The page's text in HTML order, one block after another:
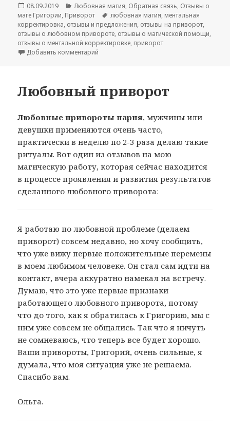
Опубликовано
08.09.2019 Рубрики
Любовная магия, Обратная связь, Отзывы о
маге Григории, Приворот Метки
любовная магия, ментальная
корректировка, отзывы и предложения, отзывы на приворот,
отзывы о любовном привороте, отзывы о магической помощи,
отзывы о ментальной корректировке, приворот
Добавить комментарий
Любовный приворот
Любовные привороты парня, мужчины или
девушки применяются очень часто,
практически в неделю по 2-3 раза делаю такие
ритуалы. Вот один из отзывов на мою
магическую работу, которая сейчас находится
в процессе проявления и развития результатов
сделанного любовного приворота:
Я работаю по любовной проблеме (делаем
приворот) совсем недавно, но хочу сообщить,
что уже вижу первые положительные перемены
в моем любимом человеке. Он стал сам идти на
контакт, вчера аккуратно намекал на встречу.
Думаю, что это уже первые признаки
работающего любовного приворота, потому
что до того, как я обратилась к Григорию, мы с
ним уже совсем не общались. Так что я ничуть
не сомневаюсь, что теперь все будет хорошо.
Ваши привороты, Григорий, очень сильные, я
думала, что моя ситуация уже не решаема.
Спасибо вам.
Ольга.